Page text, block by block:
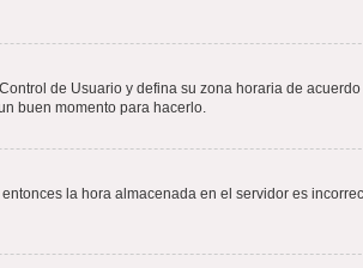
de Usuario y defina su zona horaria de
buen momento para hacerlo.
la hora almacenada en el servidor es